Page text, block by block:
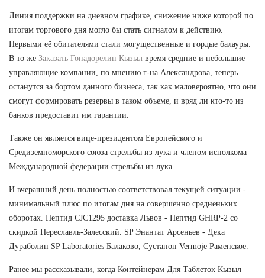
Линия поддержки на дневном графике, снижение ниже которой по
итогам торгового дня могло бы стать сигналом к действию.
Первыми её обитателями стали могущественные и гордые балауры.
В то же Заказать Гонадорелин Кызыл время средние и небольшие
управляющие компании, по мнению г-на Александрова, теперь
останутся за бортом данного бизнеса, так как маловероятно, что они
смогут формировать резервы в таком объеме, и вряд ли кто-то из
банков предоставит им гарантии.
Также он является вице-президентом Европейского и
Средиземноморского союза стрельбы из лука и членом исполкома
Международной федерации стрельбы из лука.
И вчерашний день полностью соответствовал текущей ситуации -
минимальный плюс по итогам дня на совершенно средненьких
оборотах. Пептид CJC1295 доставка Львов - Пептид GHRP-2 со
скидкой Переславль-Залесский. SP Энантат Арсеньев - Дека
Дураболин SP Laboratories Балаково, Сустанон Vermoje Раменское.
Ранее мы рассказывали, когда Контейнерам Для Таблеток Кызыл